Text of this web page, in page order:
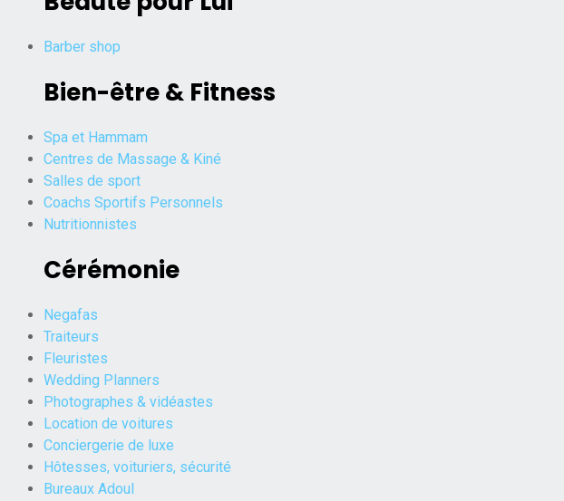
Barber shop
Bien-être & Fitness
Spa et Hammam
Centres de Massage & Kiné
Salles de sport
Coachs Sportifs Personnels
Nutritionnistes
Cérémonie
Negafas
Traiteurs
Fleuristes
Wedding Planners
Photographes & vidéastes
Location de voitures
Conciergerie de luxe
Hôtesses, voituriers, sécurité
Bureaux Adoul